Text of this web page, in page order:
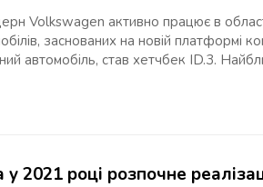
Volkswagen активно працює в
заснованих на новій платформі
автомобіль, став хетчбек ID.3.
у 2021 році розпочне